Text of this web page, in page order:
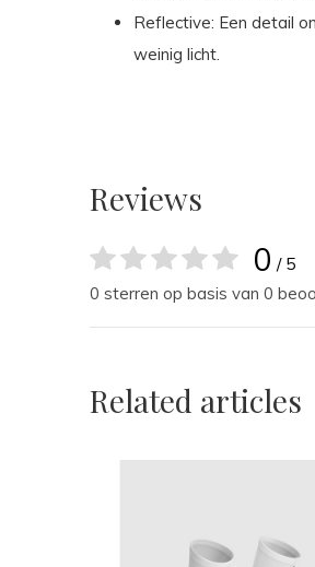
Reflective: Een detail
weinig licht.
Reviews
0 / 5
0 sterren op basis van 0
Related articles